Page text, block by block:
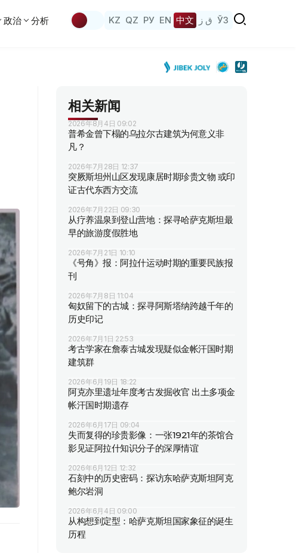
政治 分析 KZ QZ РУ EN 中文 ق ز ЎЗ
相关新闻
2026年8月4日 09:02
普希金曾下榻的乌拉尔古建筑为何意义非
凡？
2026年7月28日 12:37
突厥斯坦州山区发现康居时期珍贵文物 或印
证古代东西方交流
2026年7月22日 09:30
从疗养温泉到登山营地：探寻哈萨克斯坦最
早的旅游度假胜地
2026年7月21日 10:10
《号角》报：阿拉什运动时期的重要民族报
刊
2026年7月8日 11:04
匈奴留下的古城：探寻阿斯塔纳跨越千年的
历史印记
2026年7月1日 22:53
考古学家在詹泰古城发现疑似金帐汗国时期
建筑群
2026年6月19日 18:22
阿克亦里遗址年度考古发掘收官 出土多项金
帐汗国时期遗存
2026年6月17日 09:04
失而复得的珍贵影像：一张1921年的茶馆合
影见证阿拉什知识分子的深厚情谊
2026年6月12日 12:32
石刻中的历史密码：探访东哈萨克斯坦阿克
鲍尔岩洞
2026年6月4日 09:00
从构想到定型：哈萨克斯坦国家象征的诞生
历程